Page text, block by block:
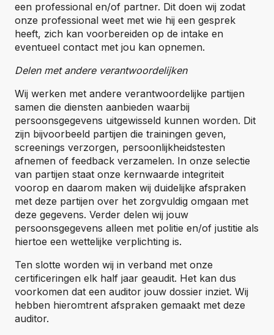
een professional en/of partner. Dit doen wij zodat
onze professional weet met wie hij een gesprek
heeft, zich kan voorbereiden op de intake en
eventueel contact met jou kan opnemen.
Delen met andere verantwoordelijken
Wij werken met andere verantwoordelijke partijen
samen die diensten aanbieden waarbij
persoonsgegevens uitgewisseld kunnen worden. Dit
zijn bijvoorbeeld partijen die trainingen geven,
screenings verzorgen, persoonlijkheidstesten
afnemen of feedback verzamelen. In onze selectie
van partijen staat onze kernwaarde integriteit
voorop en daarom maken wij duidelijke afspraken
met deze partijen over het zorgvuldig omgaan met
deze gegevens. Verder delen wij jouw
persoonsgegevens alleen met politie en/of justitie als
hiertoe een wettelijke verplichting is.
Ten slotte worden wij in verband met onze
certificeringen elk half jaar geaudit. Het kan dus
voorkomen dat een auditor jouw dossier inziet. Wij
hebben hieromtrent afspraken gemaakt met deze
auditor.